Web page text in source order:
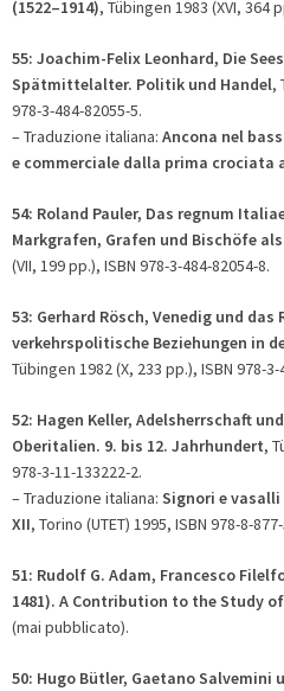
(1522–1914), Tübingen 1983 (XVI, 364
55: Joachim-Felix Leonhard, Die
Spätmittelalter. Politik und Handel,
978-3-484-82055-5.
– Traduzione italiana: Ancona nel
e commerciale dalla prima crociata
54: Roland Pauler, Das regnum
Markgrafen, Grafen und Bischöfe
(VII, 199 pp.), ISBN 978-3-484-82054-8.
53: Gerhard Rösch, Venedig und das
verkehrspolitische Beziehungen in
Tübingen 1982 (X, 233 pp.), ISBN 978-3-
52: Hagen Keller, Adelsherrschaft
Oberitalien. 9. bis 12. Jahrhundert,
978-3-11-133222-2.
– Traduzione italiana: Signori e
XII, Torino (UTET) 1995, ISBN 978-8-
51: Rudolf G. Adam, Francesco
1481). A Contribution to the Study
(mai pubblicato).
50: Hugo Bütler, Gaetano